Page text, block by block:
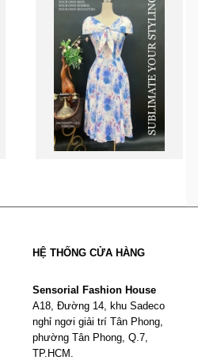
HỆ THỐNG CỬA HÀNG
Sensorial Fashion House
A18, Đường 14, khu Sadeco
nghỉ ngơi giải trí Tân Phong,
phường Tân Phong, Q.7,
TP.HCM.